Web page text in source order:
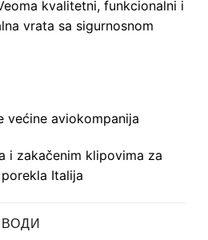
kvalitetni, funkcionalni i
vrata sa sigurnosnom
većine aviokompanija
i zakačenim klipovima za
Italija